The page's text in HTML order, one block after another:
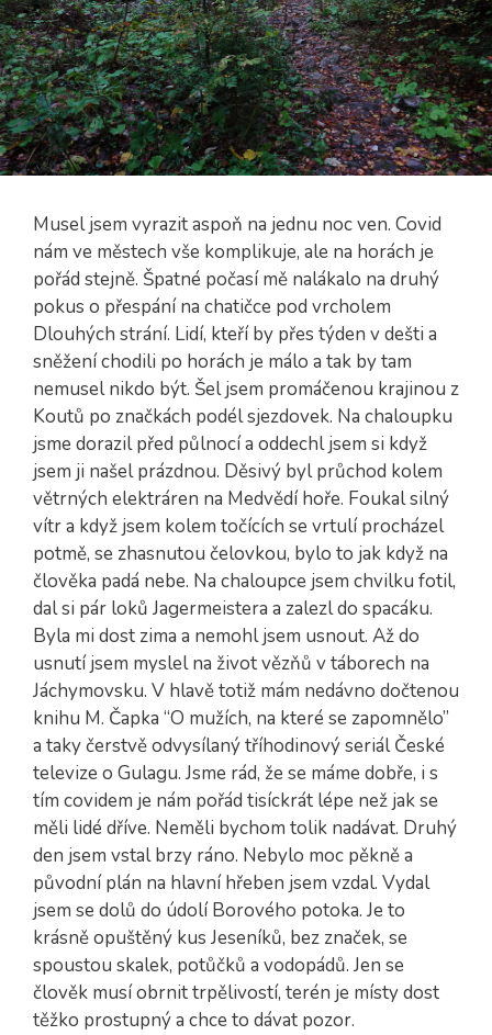
Musel jsem vyrazit aspoň na jednu noc ven. Covid
nám ve městech vše komplikuje, ale na horách je
pořád stejně. Špatné počasí mě nalákalo na druhý
pokus o přespání na chatičce pod vrcholem
Dlouhých strání. Lidí, kteří by přes týden v dešti a
sněžení chodili po horách je málo a tak by tam
nemusel nikdo být. Šel jsem promáčenou krajinou z
Koutů po značkách podél sjezdovek. Na chaloupku
jsme dorazil před půlnocí a oddechl jsem si když
jsem ji našel prázdnou. Děsivý byl průchod kolem
větrných elektráren na Medvědí hoře. Foukal silný
vítr a když jsem kolem točících se vrtulí procházel
potmě, se zhasnutou čelovkou, bylo to jak když na
člověka padá nebe. Na chaloupce jsem chvilku fotil,
dal si pár loků Jagermeistera a zalezl do spacáku.
Byla mi dost zima a nemohl jsem usnout. Až do
usnutí jsem myslel na život vězňů v táborech na
Jáchymovsku. V hlavě totiž mám nedávno dočtenou
knihu M. Čapka “O mužích, na které se zapomnělo”
a taky čerstvě odvysílaný tříhodinový seriál České
televize o Gulagu. Jsme rád, že se máme dobře, i s
tím covidem je nám pořád tisíckrát lépe než jak se
měli lidé dříve. Neměli bychom tolik nadávat. Druhý
den jsem vstal brzy ráno. Nebylo moc pěkně a
původní plán na hlavní hřeben jsem vzdal. Vydal
jsem se dolů do údolí Borového potoka. Je to
krásně opuštěný kus Jeseníků, bez značek, se
spoustou skalek, potůčků a vodopádů. Jen se
člověk musí obrnit trpělivostí, terén je místy dost
těžko prostupný a chce to dávat pozor.